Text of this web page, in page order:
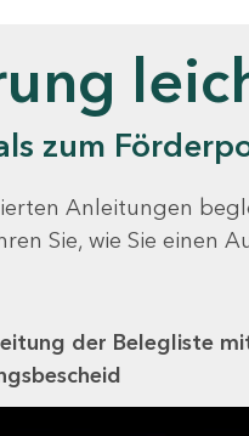
zum
Anleitungen
Sie, wie Sie einen
der Belegliste